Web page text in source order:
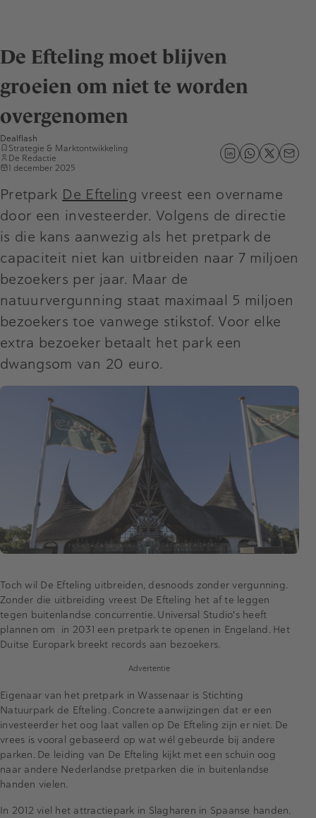
De Efteling moet blijven
groeien om niet te worden
overgenomen
Dealflash
Strategie & Marktontwikkeling
De Redactie
1 december 2025
Pretpark De Efteling vreest een overname
door een investeerder. Volgens de directie
is die kans aanwezig als het pretpark de
capaciteit niet kan uitbreiden naar 7 miljoen
bezoekers per jaar. Maar de
natuurvergunning staat maximaal 5 miljoen
bezoekers toe vanwege stikstof. Voor elke
extra bezoeker betaalt het park een
dwangsom van 20 euro.
Toch wil De Efteling uitbreiden, desnoods zonder vergunning.
Zonder die uitbreiding vreest De Efteling het af te leggen
tegen buitenlandse concurrentie. Universal Studio's heeft
plannen om in 2031 een pretpark te openen in Engeland. Het
Duitse Europark breekt records aan bezoekers.
Advertentie
Eigenaar van het pretpark in Wassenaar is Stichting
Natuurpark de Efteling. Concrete aanwijzingen dat er een
investeerder het oog laat vallen op De Efteling zijn er niet. De
vrees is vooral gebaseerd op wat wél gebeurde bij andere
parken. De leiding van De Efteling kijkt met een schuin oog
naar andere Nederlandse pretparken die in buitenlandse
handen vielen.
In 2012 viel het attractiepark in Slagharen in Spaanse handen.